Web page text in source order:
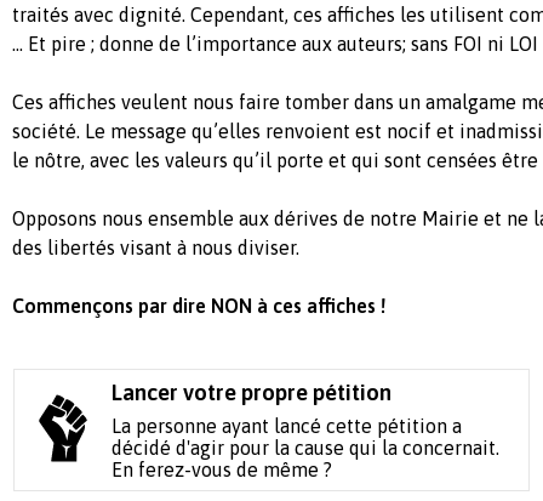
traités avec dignité. Cependant, ces affiches les utilisent
... Et pire ; donne de l’importance aux auteurs; sans FOI ni
Ces affiches veulent nous faire tomber dans un amalgame
société. Le message qu’elles renvoient est nocif et
le nôtre, avec les valeurs qu’il porte et qui sont censées être
Opposons nous ensemble aux dérives de notre Mairie et ne
des libertés visant à nous diviser.
Commençons par dire NON à ces affiches !
Lancer votre propre pétition
La personne ayant lancé cette pétition a
décidé d'agir pour la cause qui la concernait.
En ferez-vous de même ?